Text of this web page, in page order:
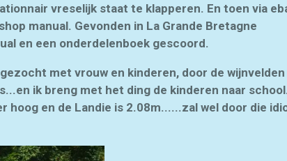
vreselijk staat te klapperen. En toen via
manual. Gevonden in La Grande Bretagne
en een onderdelenboek gescoord.
met vrouw en kinderen, door de wijnvelden
ik breng met het ding de kinderen naar school.
en de Landie is 2.08m......zal wel door die